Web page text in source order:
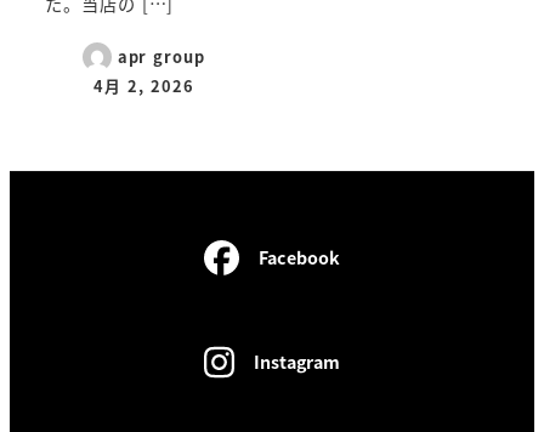
apr group
4月 2, 2026
Facebook
Instagram